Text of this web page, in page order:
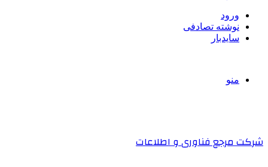
ورود
نوشته تصادفی
سایدبار
منو
شرکت مرجع فناوری و اطلاعات